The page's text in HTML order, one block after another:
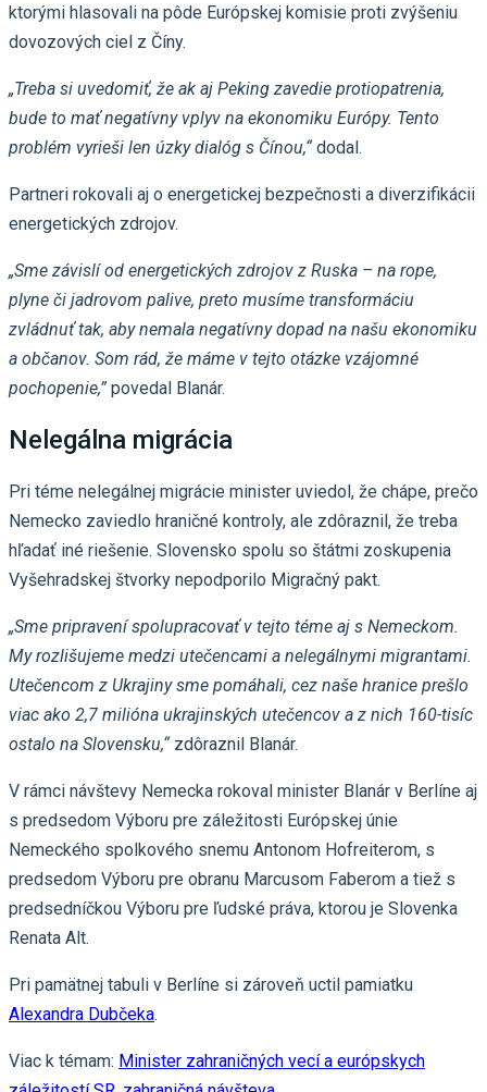
ktorými hlasovali na pôde Európskej komisie proti zvýšeniu
dovozových ciel z Číny.
„Treba si uvedomiť, že ak aj Peking zavedie protiopatrenia,
bude to mať negatívny vplyv na ekonomiku Európy. Tento
problém vyrieši len úzky dialóg s Čínou,“ dodal.
Partneri rokovali aj o energetickej bezpečnosti a diverzifikácii
energetických zdrojov.
„Sme závislí od energetických zdrojov z Ruska – na rope,
plyne či jadrovom palive, preto musíme transformáciu
zvládnuť tak, aby nemala negatívny dopad na našu ekonomiku
a občanov. Som rád, že máme v tejto otázke vzájomné
pochopenie,” povedal Blanár.
Nelegálna migrácia
Pri téme nelegálnej migrácie minister uviedol, že chápe, prečo
Nemecko zaviedlo hraničné kontroly, ale zdôraznil, že treba
hľadať iné riešenie. Slovensko spolu so štátmi zoskupenia
Vyšehradskej štvorky nepodporilo Migračný pakt.
„Sme pripravení spolupracovať v tejto téme aj s Nemeckom.
My rozlišujeme medzi utečencami a nelegálnymi migrantami.
Utečencom z Ukrajiny sme pomáhali, cez naše hranice prešlo
viac ako 2,7 milióna ukrajinských utečencov a z nich 160-tisíc
ostalo na Slovensku,“ zdôraznil Blanár.
V rámci návštevy Nemecka rokoval minister Blanár v Berlíne aj
s predsedom Výboru pre záležitosti Európskej únie
Nemeckého spolkového snemu Antonom Hofreiterom, s
predsedom Výboru pre obranu Marcusom Faberom a tiež s
predsedníčkou Výboru pre ľudské práva, ktorou je Slovenka
Renata Alt.
Pri pamätnej tabuli v Berlíne si zároveň uctil pamiatku
Alexandra Dubčeka.
Viac k témam: Minister zahraničných vecí a európskych